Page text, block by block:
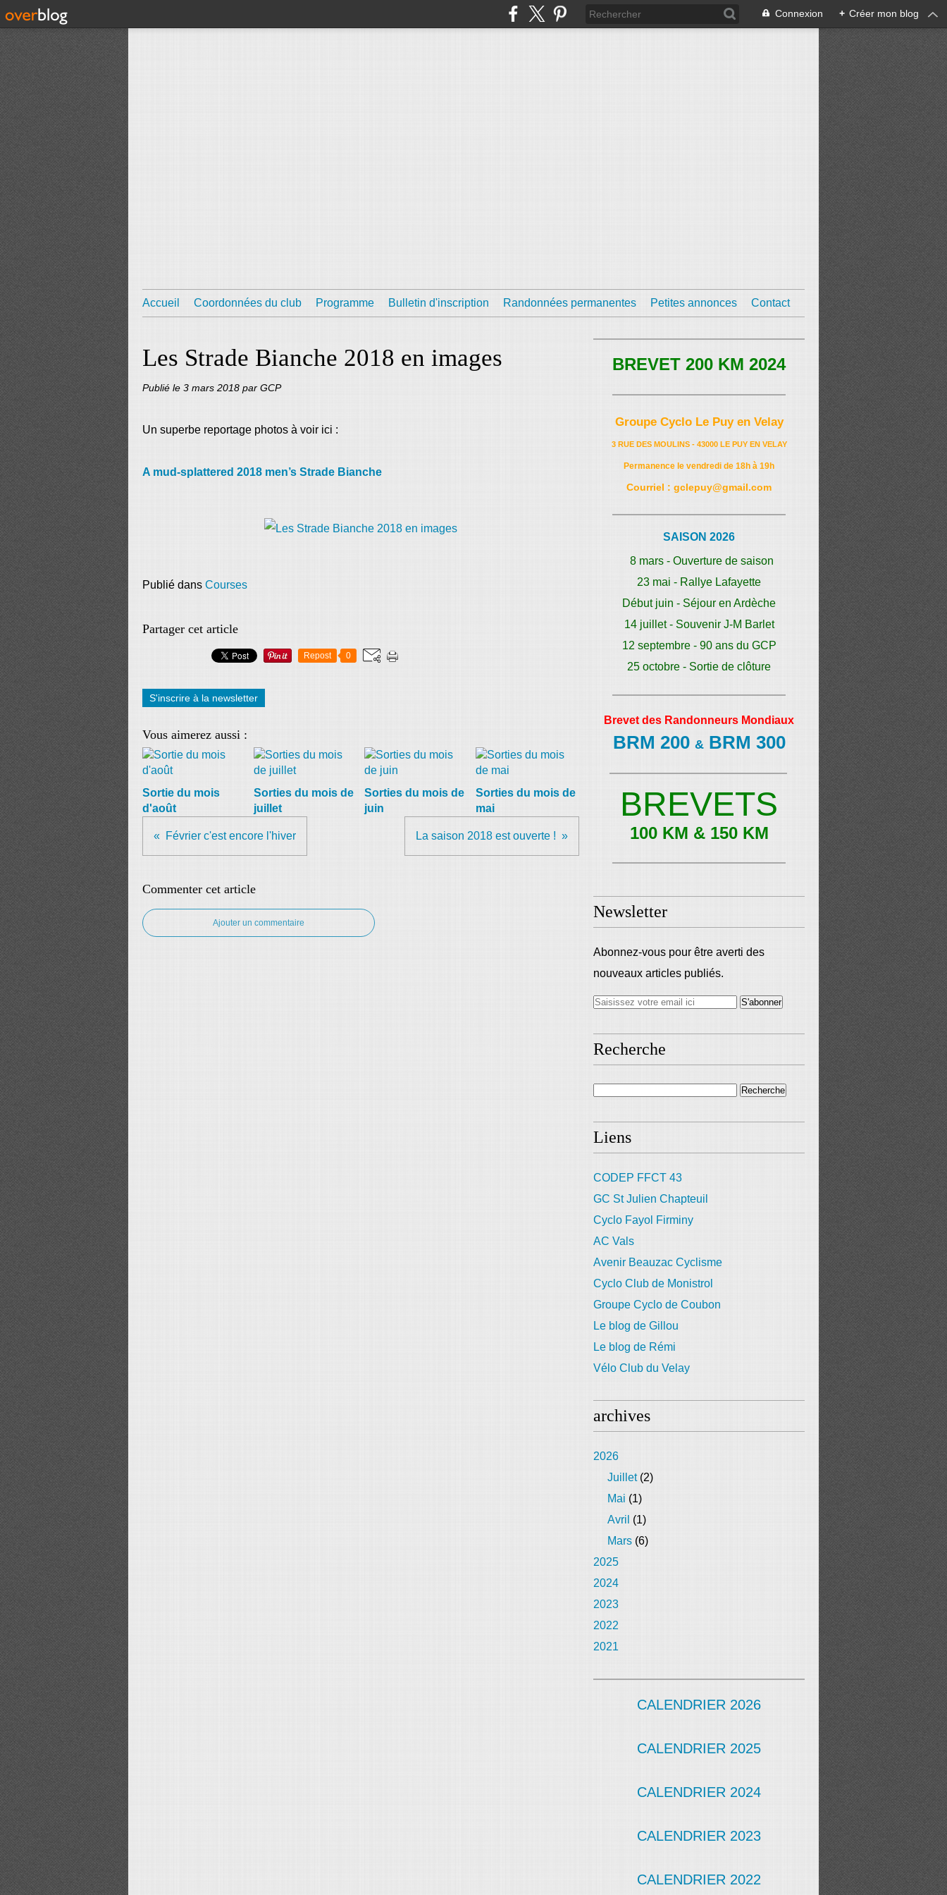
Connexion + Créer mon blog
Accueil Coordonnées du club Programme Bulletin d'inscription Randonnées permanentes Petites annonces Contact
Les Strade Bianche 2018 en images
Publié le 3 mars 2018 par GCP
Un superbe reportage photos à voir ici :
A mud-splattered 2018 men’s Strade Bianche
Publié dans Courses
Partager cet article
Repost 0
S'inscrire à la newsletter
Vous aimerez aussi :
Sortie du mois
d'août
Sorties du mois de
juillet
Sorties du mois de
juin
Sorties du mois de
mai
Février c'est encore l'hiver La saison 2018 est ouverte !
Commenter cet article
Ajouter un commentaire
BREVET 200 KM 2024
Groupe Cyclo Le Puy en Velay
3 RUE DES MOULINS - 43000 LE PUY EN VELAY
Permanence le vendredi de 18h à 19h
Courriel : gclepuy@gmail.com
SAISON 2026
8 mars - Ouverture de saison
23 mai - Rallye Lafayette
Début juin - Séjour en Ardèche
14 juillet - Souvenir J-M Barlet
12 septembre - 90 ans du GCP
25 octobre - Sortie de clôture
Brevet des Randonneurs Mondiaux
BRM 200 &BRM 300
BREVETS
100 KM & 150 KM
Newsletter
Abonnez-vous pour être averti des
nouveaux articles publiés.
Recherche
Liens
CODEP FFCT 43
GC St Julien Chapteuil
Cyclo Fayol Firminy
AC Vals
Avenir Beauzac Cyclisme
Cyclo Club de Monistrol
Groupe Cyclo de Coubon
Le blog de Gillou
Le blog de Rémi
Vélo Club du Velay
archives
2026
Juillet(2)
Mai (1)
Avril (1)
Mars (6)
2025
2024
2023
2022
2021
CALENDRIER 2026
CALENDRIER 2025
CALENDRIER 2024
CALENDRIER 2023
CALENDRIER 2022